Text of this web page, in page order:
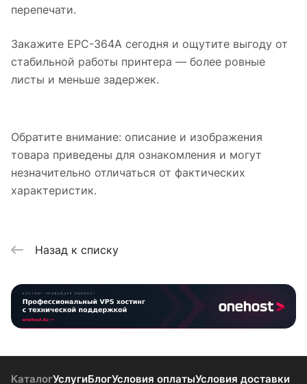
перепечати.
Закажите EPC-364A сегодня и ощутите выгоду от
стабильной работы принтера — более ровные
листы и меньше задержек.
Обратите внимание: описание и изображения
товара приведены для ознакомления и могут
незначительно отличаться от фактических
характеристик.
Назад к списку
КаталогУслугиБлогУсловия оплатыУсловия доставки